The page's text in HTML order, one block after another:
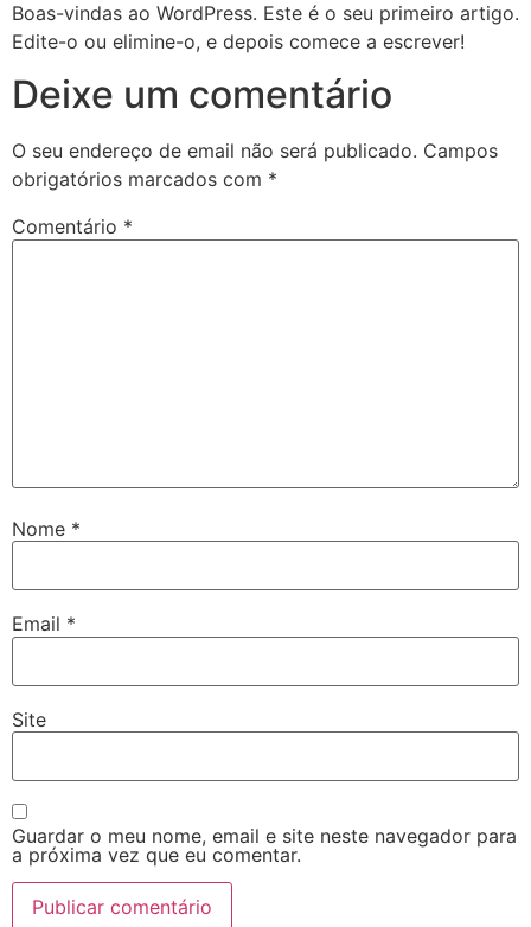
Boas-vindas ao WordPress. Este é o seu primeiro artigo.
Edite-o ou elimine-o, e depois comece a escrever!
Deixe um comentário
O seu endereço de email não será publicado. Campos
obrigatórios marcados com *
Comentário *
Nome *
Email *
Site
Guardar o meu nome, email e site neste navegador para
a próxima vez que eu comentar.